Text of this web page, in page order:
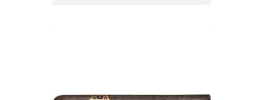
Format: Gordo